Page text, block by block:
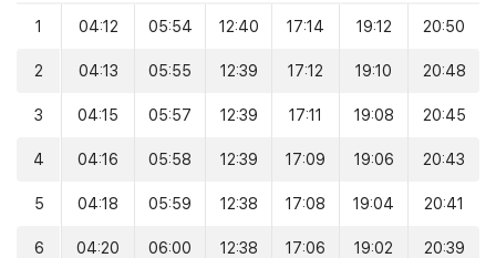
1 04:12 05:54 12:40 17:14 19:12 20:50
2 04:13 05:55 12:39 17:12 19:10 20:48
3 04:15 05:57 12:39 17:11 19:08 20:45
4 04:16 05:58 12:39 17:09 19:06 20:43
5 04:18 05:59 12:38 17:08 19:04 20:41
6 04:20 06:00 12:38 17:06 19:02 20:39